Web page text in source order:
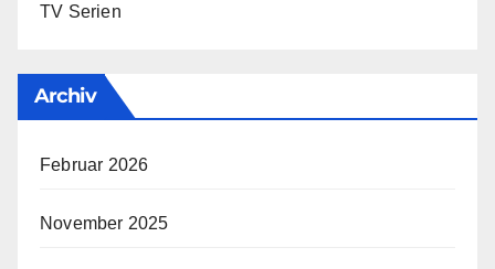
TV Serien
Archiv
Februar 2026
November 2025